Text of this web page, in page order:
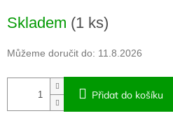
cena:
Skladem (1 ks)
Můžeme doručit do: 11.8.2026
Přidat do košíku